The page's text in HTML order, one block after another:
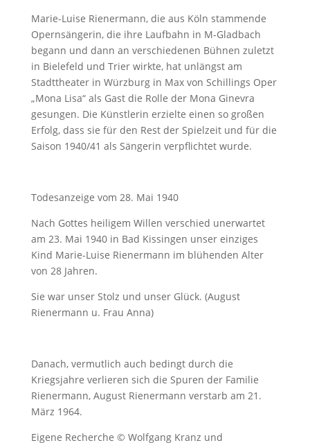
Marie-Luise Rienermann, die aus Köln stammende
Opernsängerin, die ihre Laufbahn in M-Gladbach
begann und dann an verschiedenen Bühnen zuletzt
in Bielefeld und Trier wirkte, hat unlängst am
Stadttheater in Würzburg in Max von Schillings Oper
„Mona Lisa“ als Gast die Rolle der Mona Ginevra
gesungen. Die Künstlerin erzielte einen so großen
Erfolg, dass sie für den Rest der Spielzeit und für die
Saison 1940/41 als Sängerin verpflichtet wurde.
Todesanzeige vom 28. Mai 1940
Nach Gottes heiligem Willen verschied unerwartet
am 23. Mai 1940 in Bad Kissingen unser einziges
Kind Marie-Luise Rienermann im blühenden Alter
von 28 Jahren.
Sie war unser Stolz und unser Glück. (August
Rienermann u. Frau Anna)
Danach, vermutlich auch bedingt durch die
Kriegsjahre verlieren sich die Spuren der Familie
Rienermann, August Rienermann verstarb am 21.
März 1964.
Eigene Recherche © Wolfgang Kranz und